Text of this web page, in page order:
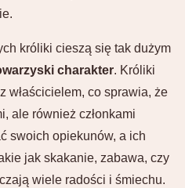
króliki cieszą się tak dużym
charakter. Króliki
właścicielem, co sprawia, że
ale również członkami
swoich opiekunów, a ich
jak skakanie, zabawa, czy
wiele radości i śmiechu.